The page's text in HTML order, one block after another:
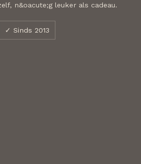
n&oacute;g leuker als cadeau.
✓ Sinds 2013